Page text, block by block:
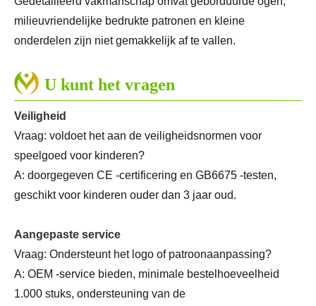
milieuvriendelijke bedrukte patronen en kleine
onderdelen zijn niet gemakkelijk af te vallen.
U kunt het vragen
Veiligheid
Vraag: voldoet het aan de veiligheidsnormen voor
speelgoed voor kinderen?
A: doorgegeven CE -certificering en GB6675 -testen,
geschikt voor kinderen ouder dan 3 jaar oud.
Aangepaste service
Vraag: Ondersteunt het logo of patroonaanpassing?
A: OEM -service bieden, minimale bestelhoeveelheid
1.000 stuks, ondersteuning van de